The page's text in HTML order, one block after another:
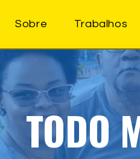
Sobre Trabalhos
TODO